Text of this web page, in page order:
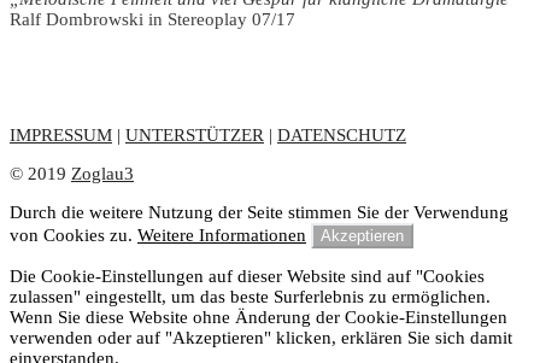
Ralf Dombrowski in Stereoplay 07/17
IMPRESSUM | UNTERSTÜTZER | DATENSCHUTZ
© 2019 Zoglau3
Durch die weitere Nutzung der Seite stimmen Sie der Verwendung
von Cookies zu. Weitere Informationen Akzeptieren
Die Cookie-Einstellungen auf dieser Website sind auf "Cookies
zulassen" eingestellt, um das beste Surferlebnis zu ermöglichen.
Wenn Sie diese Website ohne Änderung der Cookie-Einstellungen
verwenden oder auf "Akzeptieren" klicken, erklären Sie sich damit
einverstanden.